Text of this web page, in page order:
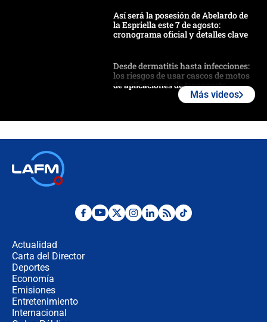
Así será la posesión de Abelardo de
la Espriella este 7 de agosto:
cronograma oficial y detalles clave
Desde dermatitis hasta infecciones:
los riesgos de usar cascos de motos
de aplicaciones de transporte
Posesión de Abelardo De La Espriella
Más videos
Actualidad
Carta del Director
Deportes
Economía
Emisiones
Entretenimiento
Internacional